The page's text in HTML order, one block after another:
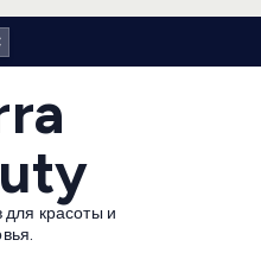
для красоты и